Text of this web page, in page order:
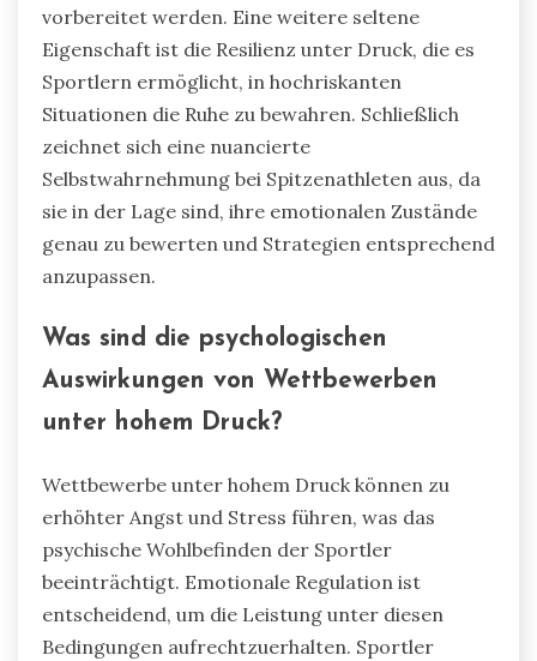
vorbereitet werden. Eine weitere seltene
Eigenschaft ist die Resilienz unter Druck, die es
Sportlern ermöglicht, in hochriskanten
Situationen die Ruhe zu bewahren. Schließlich
zeichnet sich eine nuancierte
Selbstwahrnehmung bei Spitzenathleten aus, da
sie in der Lage sind, ihre emotionalen Zustände
genau zu bewerten und Strategien entsprechend
anzupassen.
Was sind die psychologischen
Auswirkungen von Wettbewerben
unter hohem Druck?
Wettbewerbe unter hohem Druck können zu
erhöhter Angst und Stress führen, was das
psychische Wohlbefinden der Sportler
beeinträchtigt. Emotionale Regulation ist
entscheidend, um die Leistung unter diesen
Bedingungen aufrechtzuerhalten. Sportler